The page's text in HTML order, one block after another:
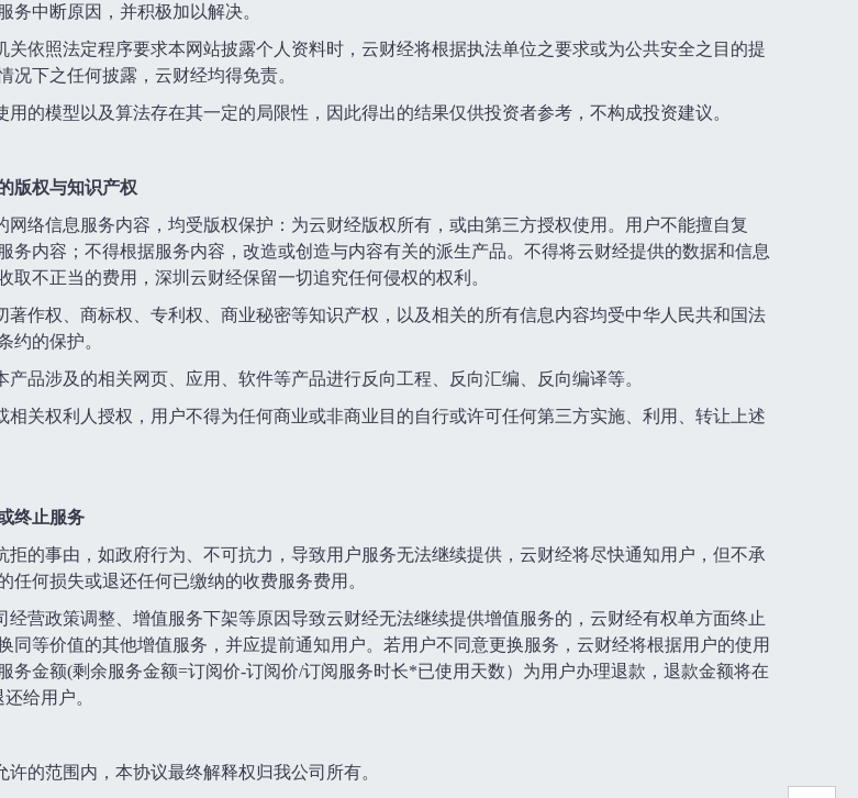
务中断原因，并积极加以解决。
关依照法定程序要求本网站披露个人资料时，云财经将根据执法单位之要求或为公共安全之目的提
况下之任何披露，云财经均得免责。
用的模型以及算法存在其一定的局限性，因此得出的结果仅供投资者参考，不构成投资建议。
版权与知识产权
网络信息服务内容，均受版权保护：为云财经版权所有，或由第三方授权使用。用户不能擅自复
务内容；不得根据服务内容，改造或创造与内容有关的派生产品。不得将云财经提供的数据和信息
取不正当的费用，深圳云财经保留一切追究任何侵权的权利。
著作权、商标权、专利权、商业秘密等知识产权，以及相关的所有信息内容均受中华人民共和国法
约的保护。
产品涉及的相关网页、应用、软件等产品进行反向工程、反向汇编、反向编译等。
相关权利人授权，用户不得为任何商业或非商业目的自行或许可任何第三方实施、利用、转让上述
终止服务
拒的事由，如政府行为、不可抗力，导致用户服务无法继续提供，云财经将尽快通知用户，但不承
任何损失或退还任何已缴纳的收费服务费用。
经营政策调整、增值服务下架等原因导致云财经无法继续提供增值服务的，云财经有权单方面终止
同等价值的其他增值服务，并应提前通知用户。若用户不同意更换服务，云财经将根据用户的使用
务金额(剩余服务金额=订阅价-订阅价/订阅服务时长*已使用天数）为用户办理退款，退款金额将在
给用户。
许的范围内，本协议最终解释权归我公司所有。